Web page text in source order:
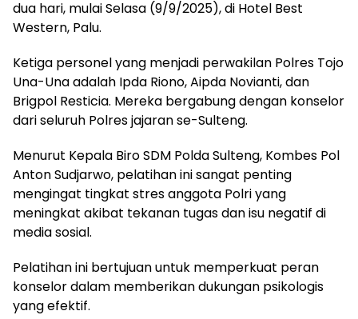
dua hari, mulai Selasa (9/9/2025), di Hotel Best
Western, Palu.
Ketiga personel yang menjadi perwakilan Polres Tojo
Una-Una adalah Ipda Riono, Aipda Novianti, dan
Brigpol Resticia. Mereka bergabung dengan konselor
dari seluruh Polres jajaran se-Sulteng.
Menurut Kepala Biro SDM Polda Sulteng, Kombes Pol
Anton Sudjarwo, pelatihan ini sangat penting
mengingat tingkat stres anggota Polri yang
meningkat akibat tekanan tugas dan isu negatif di
media sosial.
Pelatihan ini bertujuan untuk memperkuat peran
konselor dalam memberikan dukungan psikologis
yang efektif.